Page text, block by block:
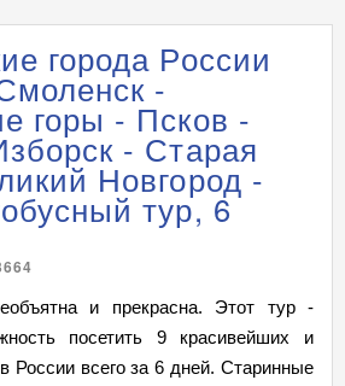
города России
-
горы - Псков -
- Старая
Новгород -
тур, 6
и прекрасна. Этот тур -
посетить 9 красивейших и
России всего за 6 дней. Старинные